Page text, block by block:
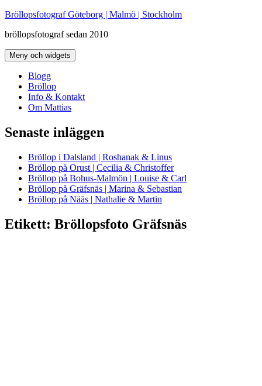
Hoppa
innehåll
Bröllopsfotograf Göteborg | Malmö | Stockholm
bröllopsfotograf sedan 2010
Meny och widgets
Blogg
Bröllop
Info & Kontakt
Om Mattias
Senaste inläggen
Bröllop i Dalsland | Roshanak & Linus
Bröllop på Orust | Cecilia & Christoffer
Bröllop på Bohus-Malmön | Louise & Carl
Bröllop på Gräfsnäs | Marina & Sebastian
Bröllop på Nääs | Nathalie & Martin
Etikett: Bröllopsfoto Gräfsnäs